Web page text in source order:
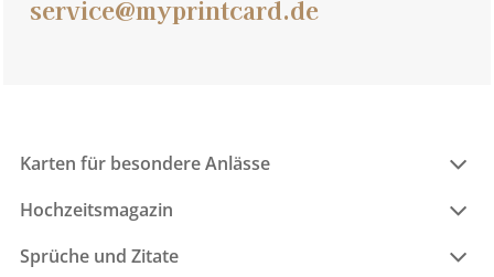
service@myprintcard.de
Karten für besondere Anlässe
Hochzeitsmagazin
Sprüche und Zitate